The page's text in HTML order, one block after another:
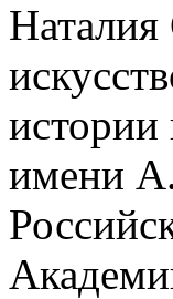
истории
имени